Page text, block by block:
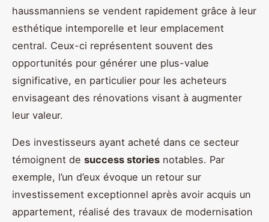
haussmanniens se vendent rapidement grâce à leur
esthétique intemporelle et leur emplacement
central. Ceux-ci représentent souvent des
opportunités pour générer une plus-value
significative, en particulier pour les acheteurs
envisageant des rénovations visant à augmenter
leur valeur.
Des investisseurs ayant acheté dans ce secteur
témoignent de success stories notables. Par
exemple, l’un d’eux évoque un retour sur
investissement exceptionnel après avoir acquis un
appartement, réalisé des travaux de modernisation